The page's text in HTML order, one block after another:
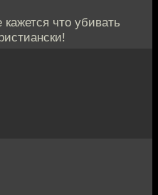
что убивать